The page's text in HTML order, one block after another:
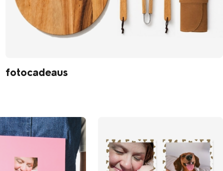
fotocadeaus